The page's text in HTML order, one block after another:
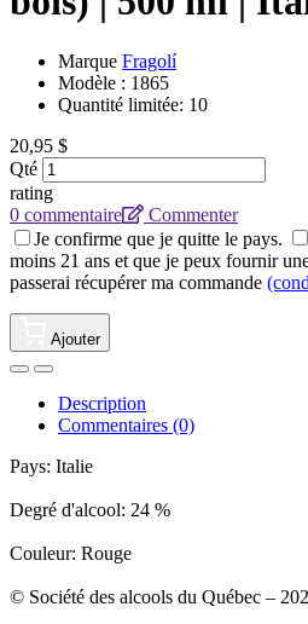
Marque Fragolí
Modèle : 1865
Quantité limitée: 10
20,95 $
Qté
rating
0 commentaire
Commenter
Je confirme que je quitte le pays.
moins 21 ans et que je peux fournir
passerai récupérer ma commande
Ajouter
Description
Commentaires (0)
Pays: Italie
Degré d'alcool: 24 %
Couleur: Rouge
© Société des alcools du Québec –